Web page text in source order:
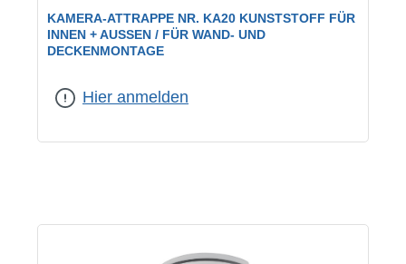
KAMERA-ATTRAPPE NR. KA20 KUNSTSTOFF FÜR
INNEN + AUSSEN / FÜR WAND- UND D
ECKENMONTAGE
Hier anmelden